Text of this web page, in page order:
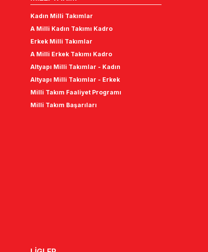
Kadın Milli Takımlar
A Milli Kadın Takımı Kadro
Erkek Milli Takımlar
A Milli Erkek Takımı Kadro
Altyapı Milli Takımlar - Kadın
Altyapı Milli Takımlar - Erkek
Milli Takım Faaliyet Programı
Milli Takım Başarıları